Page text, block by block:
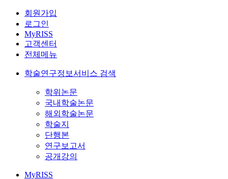
회원가입
로그인
MyRISS
고객센터
전체메뉴
학술연구정보서비스 검색
학위논문
국내학술논문
해외학술논문
학술지
단행본
연구보고서
공개강의
MyRISS